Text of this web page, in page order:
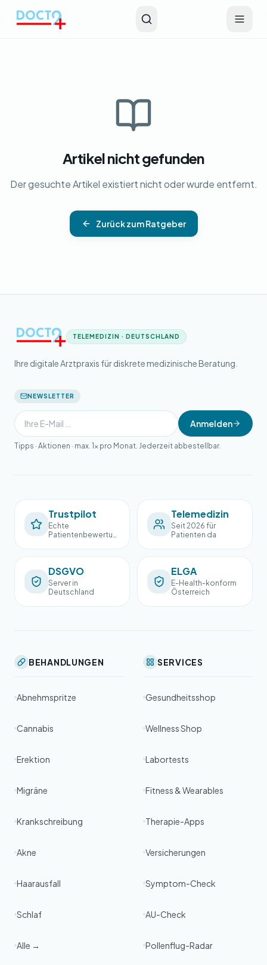
Artikel nicht gefunden
Der gesuchte Artikel existiert nicht oder wurde entfernt.
Zurück zum Ratgeber
TELEMEDIZIN · DEUTSCHLAND
Ihre digitale Arztpraxis für diskrete medizinische Beratung.
NEWSLETTER
Anmelden
Tipps · Aktionen · max. 1× pro Monat. Jederzeit abbestellbar.
Trustpilot
Echte
Patientenbewertun
Telemedizin
Seit 2026 für
Patienten da
DSGVO
Server in
Deutschland
ELGA
E-Health-konform
Österreich
BEHANDLUNGEN
Abnehmspritze
Cannabis
Erektion
Migräne
Krankschreibung
Akne
Haarausfall
Schlaf
Alle →
SERVICES
Gesundheitsshop
Wellness Shop
Labortests
Fitness & Wearables
Therapie-Apps
Versicherungen
Symptom-Check
AU-Check
Pollenflug-Radar